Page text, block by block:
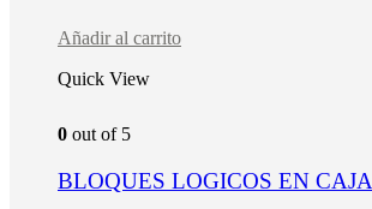
Añadir al carrito
Quick View
0 out of 5
BLOQUES LOGICOS EN CAJA